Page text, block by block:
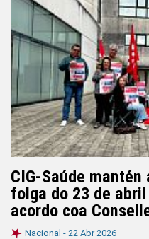
CIG-Saúde
folga do 23 de
acordo coa
Nacional - 22 Abr 2026